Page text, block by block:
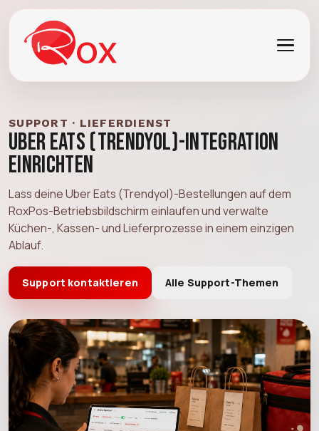
SUPPORT · LIEFERDIENST
Uber Eats (Trendyol)-Integration
einrichten
Lass deine Uber Eats (Trendyol)-Bestellungen auf dem
RoxPos-Betriebsbildschirm einlaufen und verwalte
Küchen-, Kassen- und Lieferprozesse in einem einzigen
Ablauf.
Support kontaktieren Alle Support-Themen